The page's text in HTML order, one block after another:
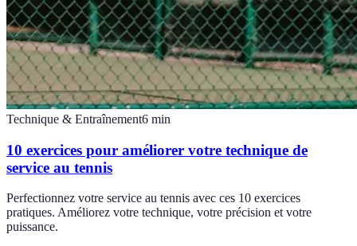
Technique & Entraînement6 min
10 exercices pour améliorer votre technique de
service au tennis
Perfectionnez votre service au tennis avec ces 10 exercices
pratiques. Améliorez votre technique, votre précision et votre
puissance.